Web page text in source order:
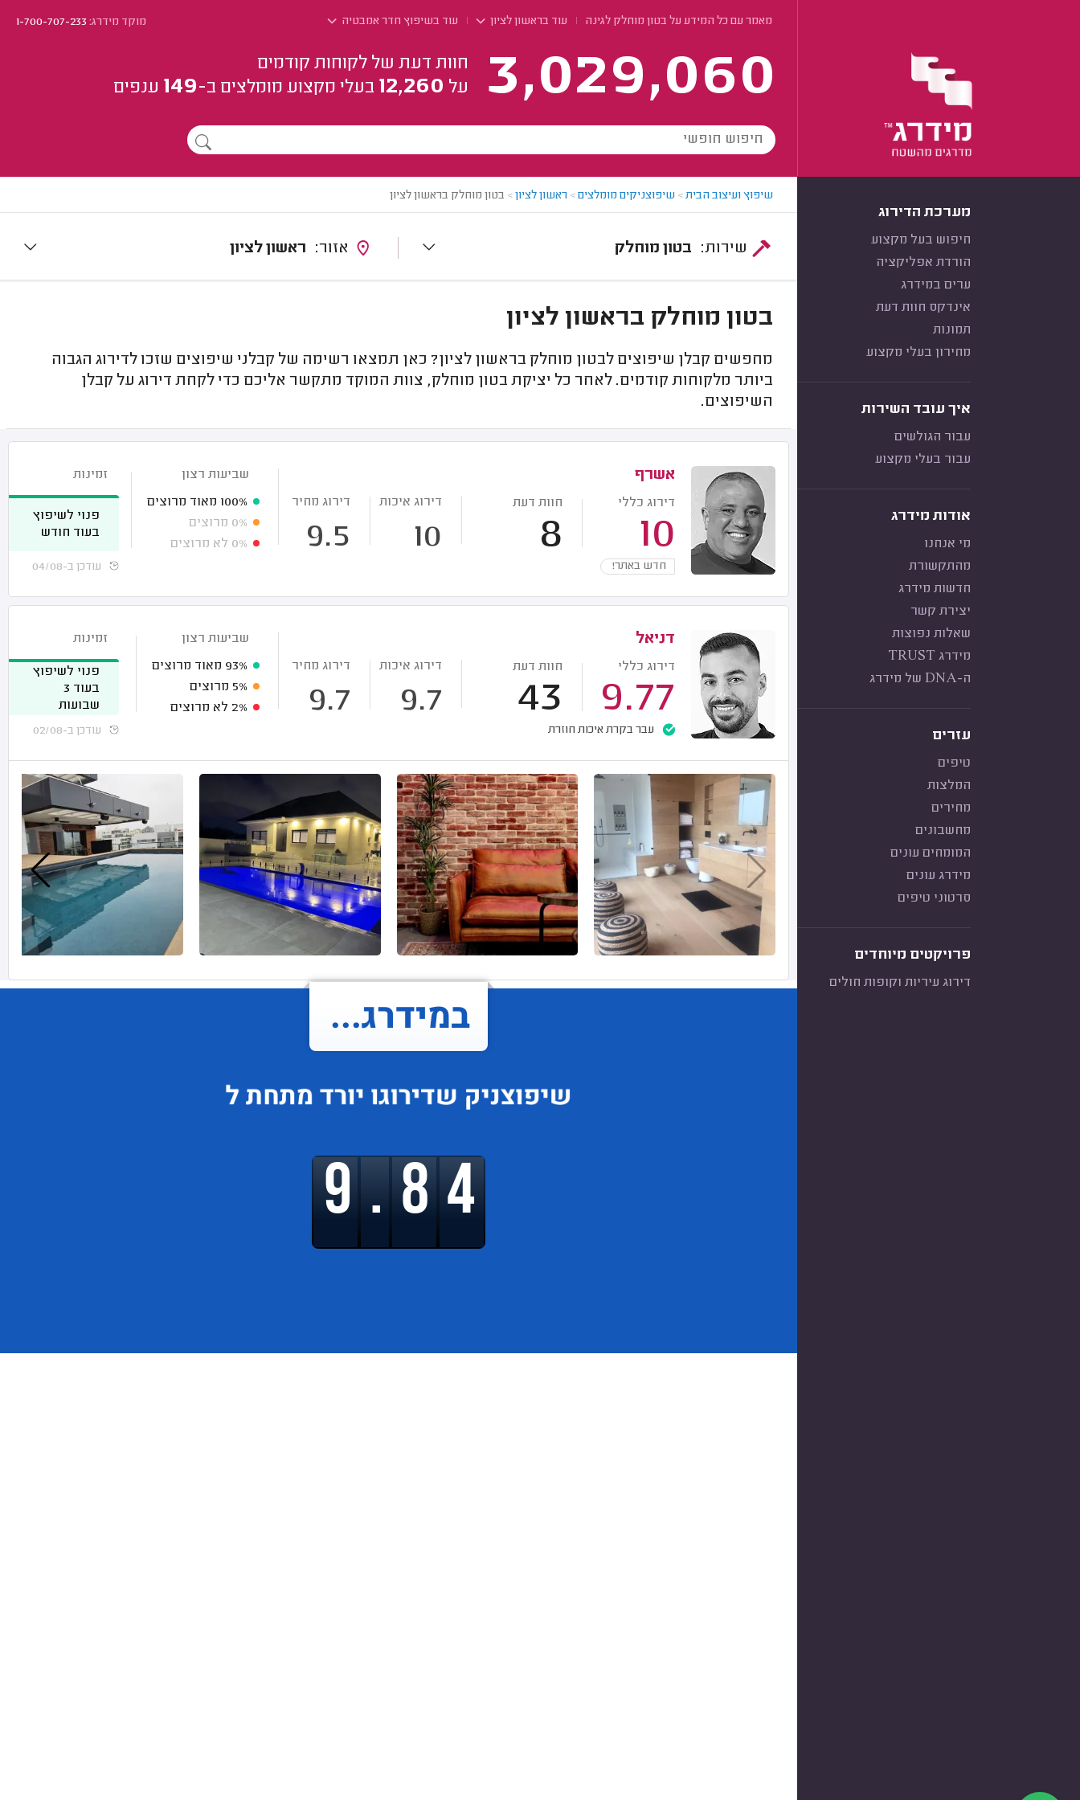
מאמר עם כל המידע על בטון מוחלק לגינה עוד בראשון לציון עוד בשיפוץ חדר אמבטיה מוקד מידרג:1-700-707-233
3,029,060
חוות דעת של לקוחות קודמים
על 12,260 בעלי מקצוע מומלצים ב-149 ענפים
מערכת הדירוג
חיפוש בעל מקצוע
הורדת אפליקציה
ערים במידרג
אינדקס חוות דעת
תמונות
מחירון בעלי מקצוע
איך עובד השירות
עבור הגולשים
עבור בעלי מקצוע
אודות מידרג
מי אנחנו
מהתקשורת
חדשות מידרג
יצירת קשר
שאלות נפוצות
מידרג TRUST
ה-DNA של מידרג
עזרים
טיפים
המלצות
מחירים
מחשבונים
המומחים עונים
מידרג עונים
סרטוני טיפים
פרויקטים מיוחדים
דירוג עיריות וקופות חולים
שיפוץ ועיצוב הבית> שיפוצניקים מומלצים> ראשון לציון> בטון מוחלק בראשון לציון
בטון מוחלק ראשון לציון
בטון מוחלק בראשון לציון
מחפשים קבלן שיפוצים לבטון מוחלק בראשון לציון? כאן תמצאו רשימה של קבלני שיפוצים שזכו לדירוג הגבוה
ביותר מלקוחות קודמים. לאחר כל יציקת בטון מוחלק, צוות המוקד מתקשר אליכם כדי לקחת דירוג על קבלן
השיפוצים.
אשרף
דירוג כללי
10
חוות דעת
8
דירוג איכות
10
דירוג מחיר
9.5
חדש באתר!
שביעות רצון
100% מאוד מרוצים
0% מרוצים
0% לא מרוצים
זמינות
פנוי לשיפוץ
בעוד חודש
עודכן ב-04/08
דניאל
דירוג כללי
9.77
חוות דעת
43
דירוג איכות
9.7
דירוג מחיר
9.7
עבר בקרת איכות חוזרת
שביעות רצון
93% מאוד מרוצים
5% מרוצים
2% לא מרוצים
זמינות
פנוי לשיפוץ
בעוד 3
שבועות
עודכן ב-02/08
במידרג...
שיפוצניק שדירוגויורדמתחת ל
9.65